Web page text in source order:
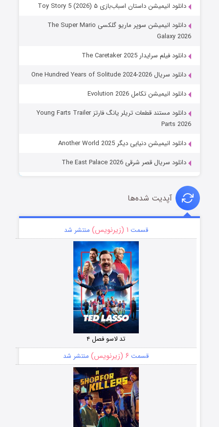
دانلود انیمیشن داستان اسباب‌بازی ۵ Toy Story 5 (2026)
دانلود انیمیشن سوپر ماریو گلکسی The Super Mario
Galaxy 2026
دانلود فیلم سرایدار The Caretaker 2025
دانلود سریال One Hundred Years of Solitude 2024-2026
دانلود انیمیشن تکامل Evolution 2026
دانلود مستند قطعات تریلر یانگ فارتز Young Farts Trailer
Parts 2026
دانلود انیمیشن دنیایی دیگر Another World 2025
دانلود سریال قصر شرقی The East Palace 2026
آپدیت شده‌ها
قسمت ۱ (زیرنویس) منتشر شد
تد لاسو فصل ۴
قسمت ۶ (زیرنویس) منتشر شد